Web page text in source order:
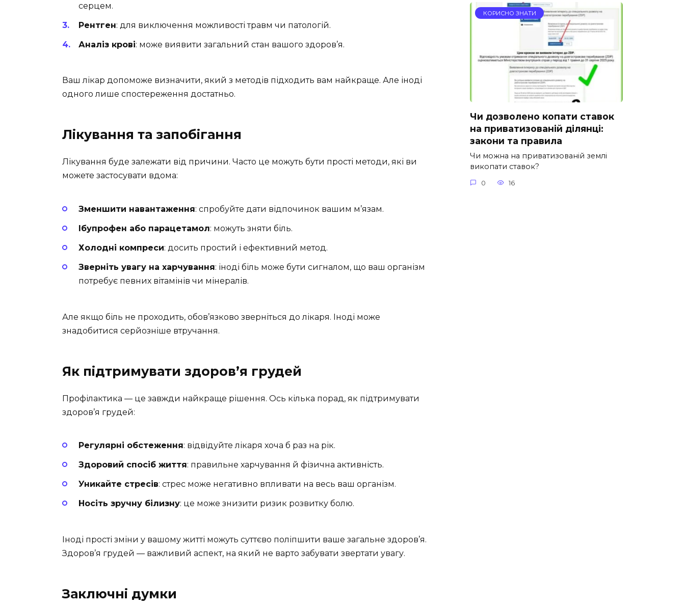
серцем.
Рентген: для виключення можливості травм чи патологій.
Аналіз крові: може виявити загальний стан вашого здоров’я.
Ваш лікар допоможе визначити, який з методів підходить вам найкраще. Але іноді
одного лише спостереження достатньо.
Лікування та запобігання
Лікування буде залежати від причини. Часто це можуть бути прості методи, які ви
можете застосувати вдома:
Зменшити навантаження: спробуйте дати відпочинок вашим м’язам.
Ібупрофен або парацетамол: можуть зняти біль.
Холодні компреси: досить простий і ефективний метод.
Зверніть увагу на харчування: іноді біль може бути сигналом, що ваш організм
потребує певних вітамінів чи мінералів.
Але якщо біль не проходить, обов’язково зверніться до лікаря. Іноді може
знадобитися серйозніше втручання.
Як підтримувати здоров’я грудей
Профілактика — це завжди найкраще рішення. Ось кілька порад, як підтримувати
здоров’я грудей:
Регулярні обстеження: відвідуйте лікаря хоча б раз на рік.
Здоровий спосіб життя: правильне харчування й фізична активність.
Уникайте стресів: стрес може негативно впливати на весь ваш організм.
Носіть зручну білизну: це може знизити ризик розвитку болю.
Іноді прості зміни у вашому житті можуть суттєво поліпшити ваше загальне здоров’я.
Здоров’я грудей — важливий аспект, на який не варто забувати звертати увагу.
Заключні думки
КОРИСНО ЗНАТИ
Чи дозволено копати ставок
на приватизованій ділянці:
закони та правила
Чи можна на приватизованій землі
викопати ставок?
0 16